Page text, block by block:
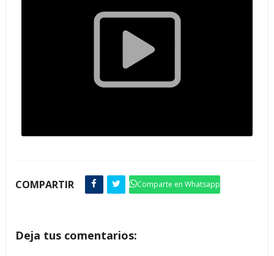
COMPARTIR Comparte en Whatsapp
Deja tus comentarios: